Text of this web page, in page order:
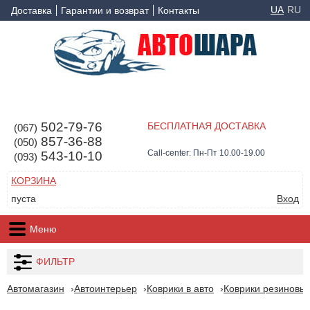
Доставка Гарантии и возврат Контакты UA RU
(067) 502-79-76
(050) 857-36-88
(093) 543-10-10
БЕСПЛАТНАЯ ДОСТАВКА
Call-center: Пн-Пт 10.00-19.00
КОРЗИНА
пуста
Вход
Меню
ФИЛЬТР
Автомагазин Автоинтерьер Коврики в авто Коврики